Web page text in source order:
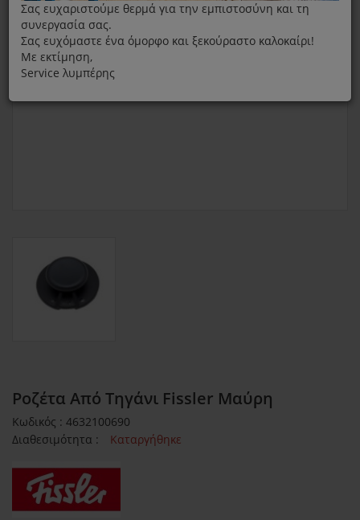
Ροζέτα Από Τηγάνι Fissler Μαύρη
Κωδικός : 4632100690
Διαθεσιμότητα :
Καταργήθηκε
Σας ευχαριστούμε θερμά για την εμπιστοσύνη και τη
συνεργασία σας.
Σας ευχόμαστε ένα όμορφο και ξεκούραστο καλοκαίρι!
Με εκτίμηση,
Service λυμπέρης